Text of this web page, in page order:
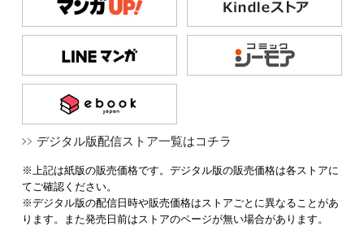
デジタル版配信ストア一覧はコチラ
※上記は紙版の販売価格です。デジタル版の販売価格は各ストアに
てご確認ください。
※デジタル版の配信日時や販売価格はストアごとに異なることがあ
ります。また発売日前はストアのページが無い場合があります。